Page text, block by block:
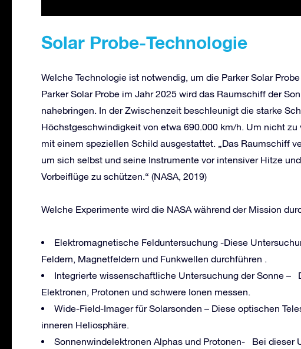
Solar Probe-Technologie
Welche Technologie ist notwendig, um die Parker Solar
Parker Solar Probe im Jahr 2025 wird das Raumschiff der
nahebringen. In der Zwischenzeit beschleunigt die starke
Höchstgeschwindigkeit von etwa 690.000 km/h. Um nicht
mit einem speziellen Schild ausgestattet. „Das Raumschiff
um sich selbst und seine Instrumente vor intensiver Hitze
Vorbeiflüge zu schützen.“ (NASA, 2019)
Welche Experimente wird die NASA während der Mission
Elektromagnetische Felduntersuchung -Diese
Feldern, Magnetfeldern und Funkwellen durchführen .
Integrierte wissenschaftliche Untersuchung der Sonne –
Elektronen, Protonen und schwere Ionen messen.
Wide-Field-Imager für Solarsonden – Diese optischen
inneren Heliosphäre.
Sonnenwindelektronen Alphas und Protonen- Bei dieser